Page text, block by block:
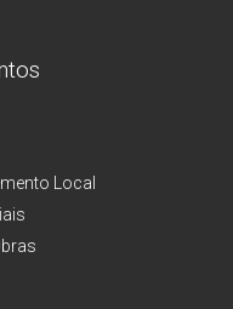
Local